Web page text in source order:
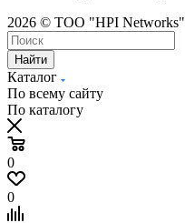
2026 © ТОО "HPI Networks"
Найти
Каталог
По всему сайту
По каталогу
0
0